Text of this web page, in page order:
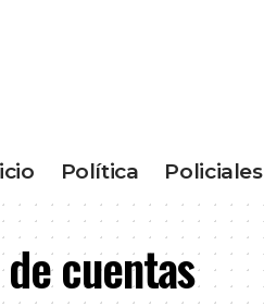
Política Policiales
cuentas